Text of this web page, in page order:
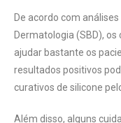
De acordo com
Dermatologia (SBD),
ajudar bastante os
resultados positivos
curativos de silicone
Além disso, alguns